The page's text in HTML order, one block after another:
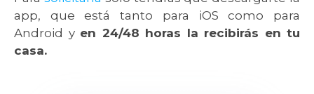
app, que está tanto para iOS como para
Android y en 24/48 horas la recibirás en tu
casa.